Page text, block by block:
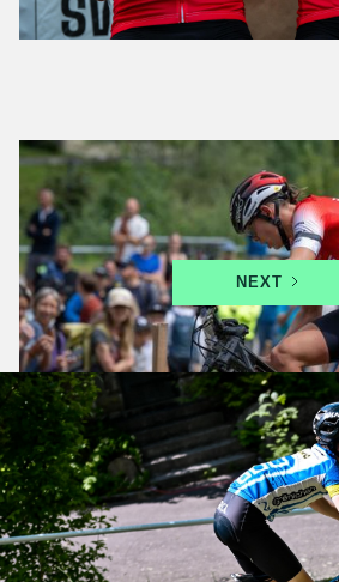
XCC- und XCO-
vom 17. bis 19. Juli in Leysin
NEXT